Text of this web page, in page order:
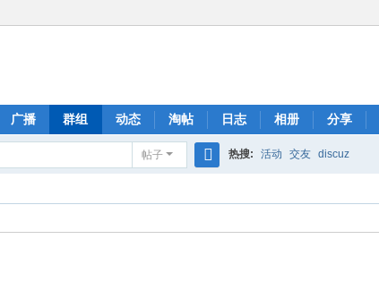
广播 群组 动态 淘帖 日志 相册 分享
帖子
索
热搜: 活动 交友 discuz